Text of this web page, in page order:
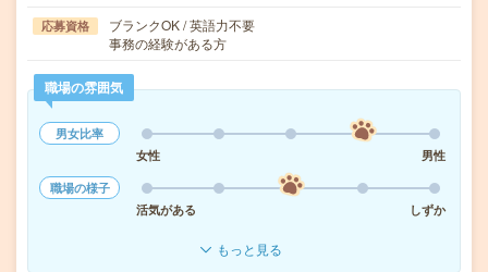
応募資格
ブランクOK / 英語力不要
事務の経験がある方
職場の雰囲気
男女比率
女性
男性
職場の様子
活気がある
しずか
もっと見る